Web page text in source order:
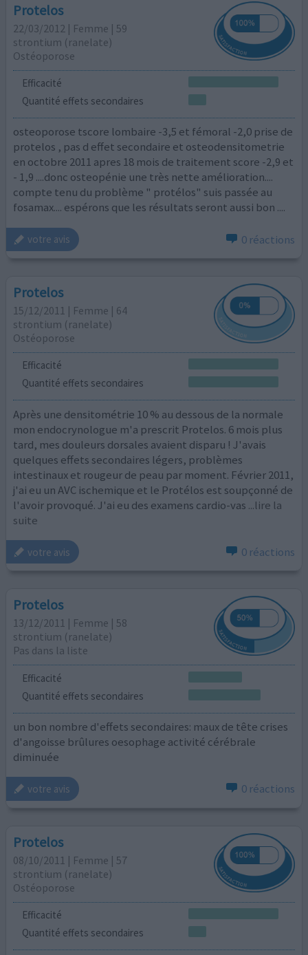
Protelos
22/03/2012 | Femme | 59
strontium (ranelate)
Ostéoporose
Efficacité
Quantité effets secondaires
osteoporose tscore lombaire -3,5 et fémoral -2,0 prise de
protelos , pas d effet secondaire et osteodensitometrie
en octobre 2011 apres 18 mois de traitement score -2,9 et
- 1,9 ....donc osteopénie une très nette amélioration....
compte tenu du problème " protélos" suis passée au
fosamax.... espérons que les résultats seront aussi bon ....
votre avis 0 réactions
Protelos
15/12/2011 | Femme | 64
strontium (ranelate)
Ostéoporose
Efficacité
Quantité effets secondaires
Après une densitométrie 10 % au dessous de la normale
mon endocrynologue m'a prescrit Protelos. 6 mois plus
tard, mes douleurs dorsales avaient disparu ! J'avais
quelques effets secondaires légers, problèmes
intestinaux et rougeur de peau par moment. Février 2011,
j'ai eu un AVC ischemique et le Protélos est soupçonné de
l'avoir provoqué. J'ai eu des examens cardio-vas ...lire la
suite
votre avis 0 réactions
Protelos
13/12/2011 | Femme | 58
strontium (ranelate)
Pas dans la liste
Efficacité
Quantité effets secondaires
un bon nombre d'effets secondaires: maux de tête crises
d'angoisse brûlures oesophage activité cérébrale
diminuée
votre avis 0 réactions
Protelos
08/10/2011 | Femme | 57
strontium (ranelate)
Ostéoporose
Efficacité
Quantité effets secondaires